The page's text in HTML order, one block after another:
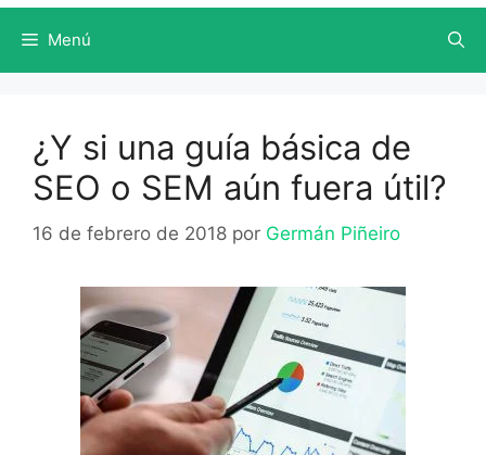
Menú
¿Y si una guía básica de
SEO o SEM aún fuera útil?
16 de febrero de 2018 por Germán Piñeiro